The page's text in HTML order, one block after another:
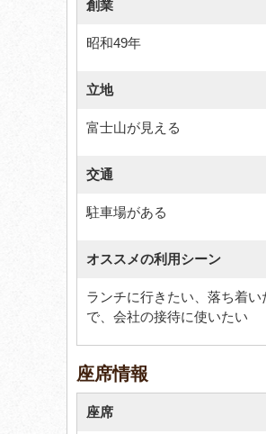
創業
昭和49年
立地
富士山が見える
交通
駐車場がある
オススメの利用シーン
ランチに行きたい、落ち着い
で、会社の接待に使いたい
座席情報
座席